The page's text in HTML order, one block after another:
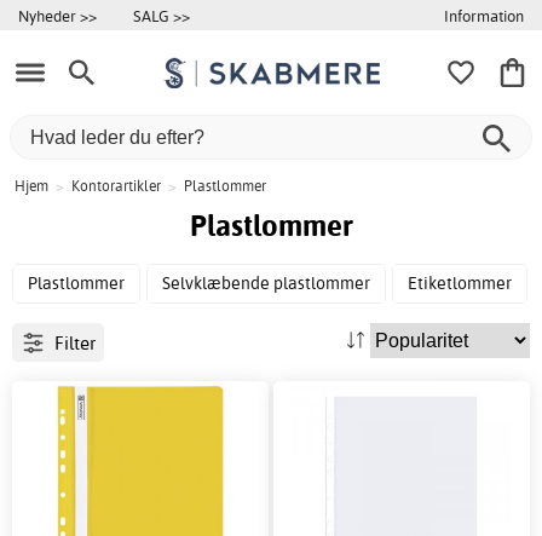
Nyheder >> SALG >> Information
Hjem > Kontorartikler > Plastlommer
Plastlommer
Plastlommer Selvklæbende plastlommer Etiketlommer
Filter